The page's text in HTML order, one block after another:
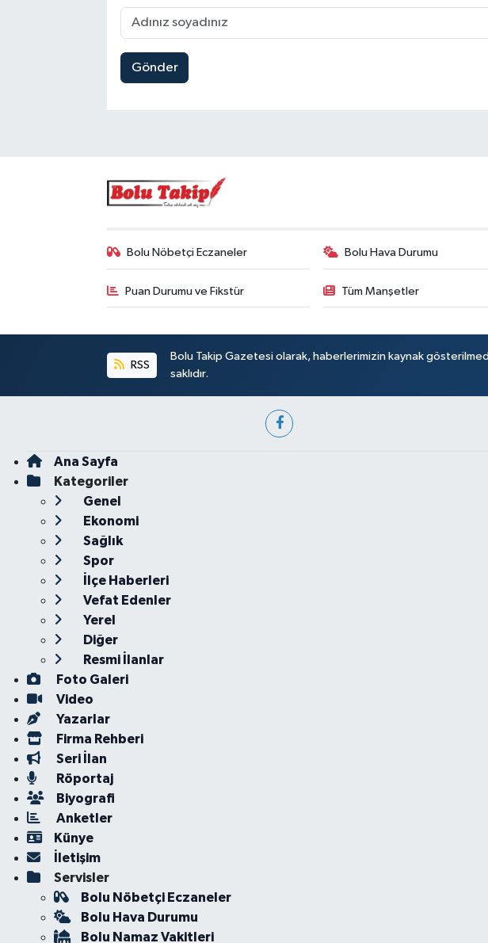
Gönder
Bolu Nöbetçi Eczaneler Bolu Hava Durumu
Puan Durumu ve Fikstür Tüm Manşetler
RSS
Bolu Takip Gazetesi olarak, haberlerimizin kaynak
saklıdır.
Ana Sayfa
Kategoriler
Genel
Ekonomi
Sağlık
Spor
İlçe Haberleri
Vefat Edenler
Yerel
Diğer
Resmi İlanlar
Foto Galeri
Video
Yazarlar
Firma Rehberi
Seri İlan
Röportaj
Biyografi
Anketler
Künye
İletişim
Servisler
Bolu Nöbetçi Eczaneler
Bolu Hava Durumu
Bolu Namaz Vakitleri